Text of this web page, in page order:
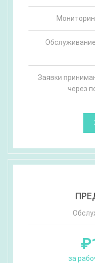
Заявки
через
за